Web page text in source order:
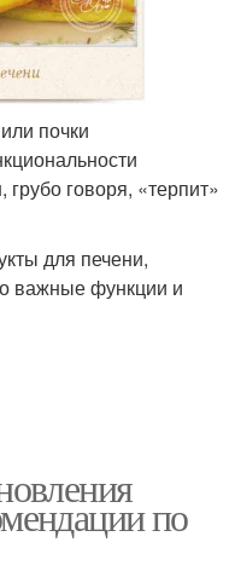
почки
грубо говоря, «терпит»
для печени,
важные функции и
по